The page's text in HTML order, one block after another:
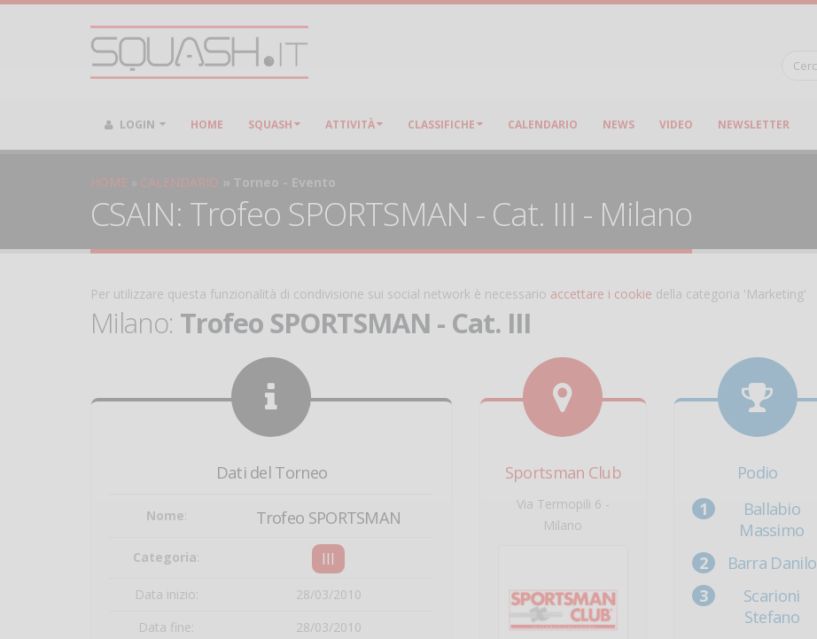
LOGIN HOME SQUASH ATTIVITÀ CLASSIFICHE CALENDARIO NEWS VIDEO NEWSLETTER
HOME CALENDARIO Torneo - Evento
CSAIN: Trofeo SPORTSMAN - Cat. III - Milano
Per utilizzare questa funzionalità di condivisione sui social network è necessario accettare i cookie della categoria 'Marketing'
Milano: Trofeo SPORTSMAN - Cat. III
Dati del Torneo
Nome: Trofeo SPORTSMAN
Categoria: III
Data inizio:
28/03/2010
Data fine:
28/03/2010
Sportsman Club
Via Termopili 6 -
Milano
Podio
Ballabio
Massimo
Barra Danilo
Scarioni
Stefano